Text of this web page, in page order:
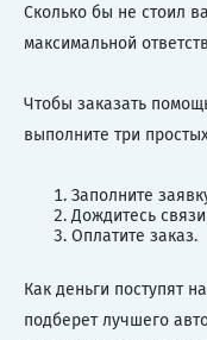
Сколько бы не стоил
максимальной
Чтобы заказать
выполните три
Заполните
Дождитесь
Оплатите заказ.
Как деньги поступят
подберет лучшего